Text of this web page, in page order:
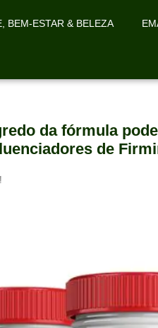
BEM-ESTAR & BELEZA
da fórmula
de